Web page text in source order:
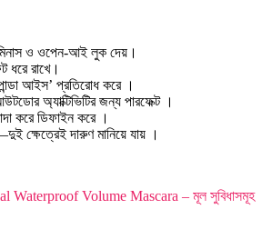
ও ওপেন-আই লুক দেয়।
ধরে রাখে।
আইস’ প্রতিরোধ করে ।
অ্যাক্টিভিটির জন্য পারফেক্ট ।
করে ডিফাইন করে ।
ক্ষেত্রেই দারুণ মানিয়ে যায় ।
Waterproof Volume Mascara – মূল সুবিধাসমূহ